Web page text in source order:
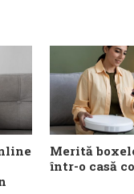
Merită
într-o casă